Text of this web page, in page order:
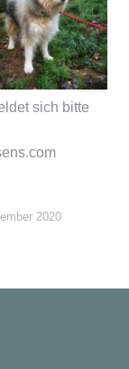
sich bitte
2020